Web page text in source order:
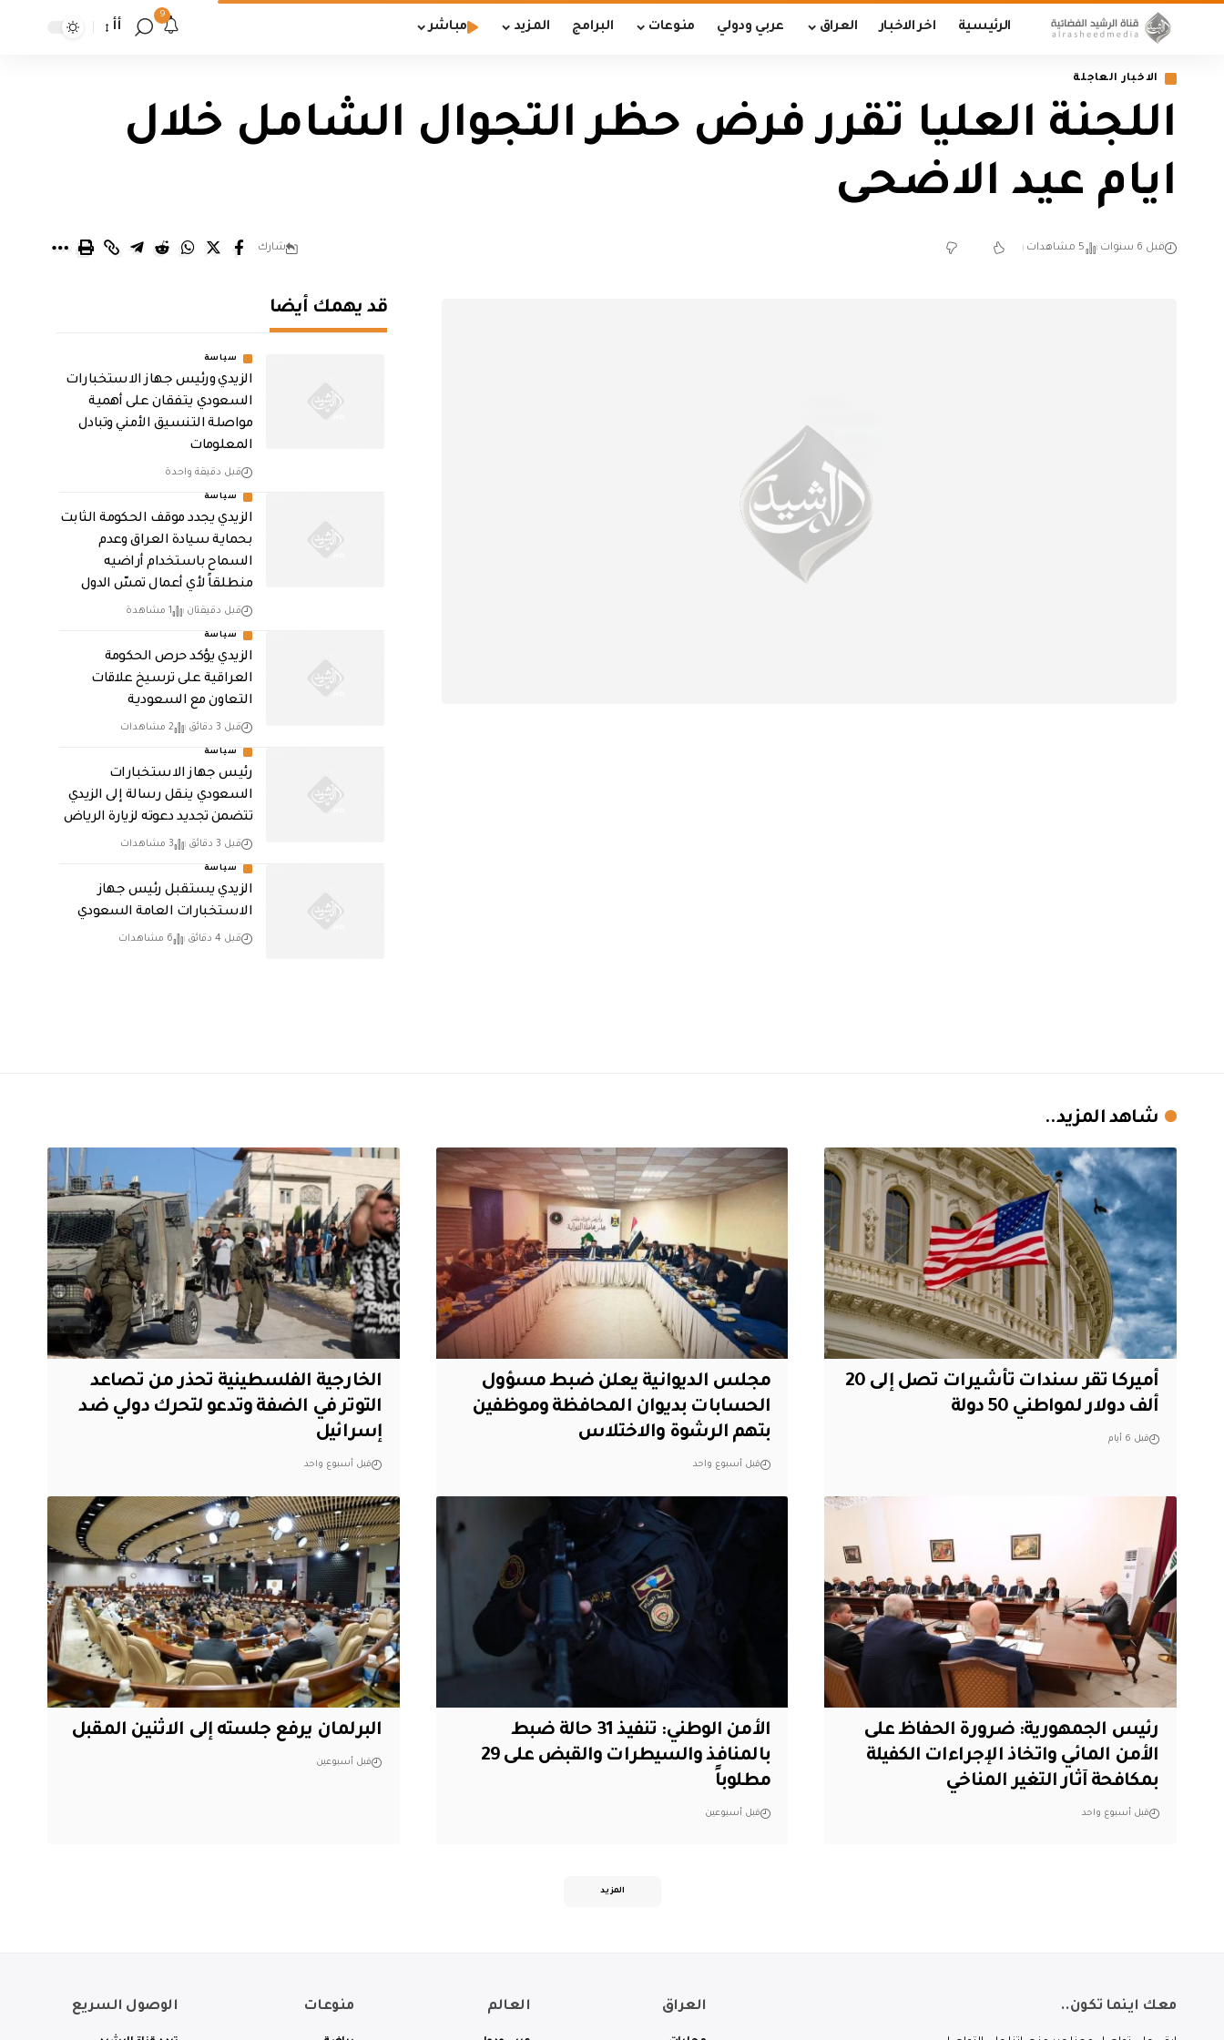
الرئيسية اخر الاخبار العراق عربي ودولي منوعات البرامج المزيد مباشر
9
أأ
الاخبار العاجلة
اللجنة العليا تقرر فرض حظر التجوال الشامل خلال
ايام عيد الاضحى
قبل 6 سنوات 5 مشاهدات شارك
قد يهمك أيضا
سياسة
الزيدي ورئيس جهاز الاستخبارات
السعودي يتفقان على أهمية
مواصلة التنسيق الأمني وتبادل
المعلومات
قبل دقيقة واحدة
سياسة
الزيدي يجدد موقف الحكومة الثابت
بحماية سيادة العراق وعدم
السماح باستخدام أراضيه
منطلقاً لأي أعمال تمسّ الدول
قبل دقيقتان 1 مشاهدة
سياسة
الزيدي يؤكد حرص الحكومة
العراقية على ترسيخ علاقات
التعاون مع السعودية
قبل 3 دقائق 2 مشاهدات
سياسة
رئيس جهاز الاستخبارات
السعودي ينقل رسالة إلى الزيدي
تتضمن تجديد دعوته لزيارة الرياض
قبل 3 دقائق 3 مشاهدات
سياسة
الزيدي يستقبل رئيس جهاز
الاستخبارات العامة السعودي
قبل 4 دقائق 6 مشاهدات
شاهد المزيد..
أميركا تقر سندات تأشيرات تصل إلى 20
ألف دولار لمواطني 50 دولة
قبل 6 أيام
مجلس الديوانية يعلن ضبط مسؤول
الحسابات بديوان المحافظة وموظفين
بتهم الرشوة والاختلاس
قبل أسبوع واحد
الخارجية الفلسطينية تحذر من تصاعد
التوتر في الضفة وتدعو لتحرك دولي ضد
إسرائيل
قبل أسبوع واحد
رئيس الجمهورية: ضرورة الحفاظ على
الأمن المائي واتخاذ الإجراءات الكفيلة
بمكافحة آثار التغير المناخي
قبل أسبوع واحد
الأمن الوطني: تنفيذ 31 حالة ضبط
بالمنافذ والسيطرات والقبض على 29
مطلوباً
قبل أسبوعين
البرلمان يرفع جلسته إلى الاثنين المقبل
قبل أسبوعين
المزيد
معك اينما تكون.. العراق العالم منوعات الوصول السريع